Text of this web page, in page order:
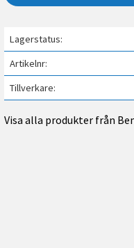
Lagerstatus
Artikelnr
Tillverkare
Visa alla produkter från